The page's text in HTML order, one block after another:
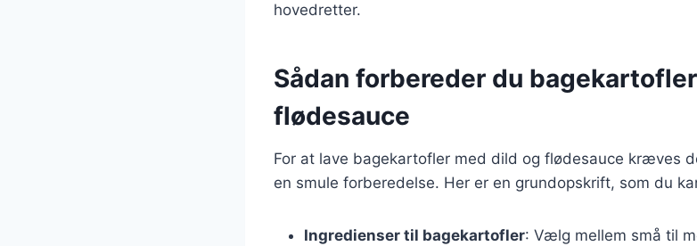
hovedretter.
Sådan forbereder du
flødesauce
For at lave bagekartofler med dild og flødesauce kræves
en smule forberedelse. Her er en grundopskrift, som du
Ingredienser til bagekartofler: Vælg mellem små til